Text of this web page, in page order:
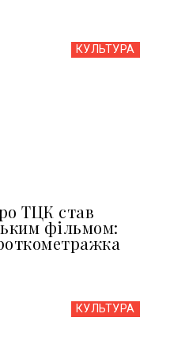
КУЛЬТУРА
ТЦК став
фільмом:
КУЛЬТУРА